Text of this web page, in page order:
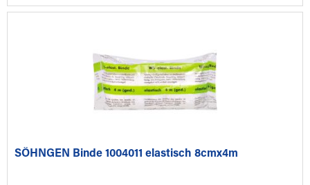
SÖHNGEN Binde 1004011 elastisch 8cmx4m